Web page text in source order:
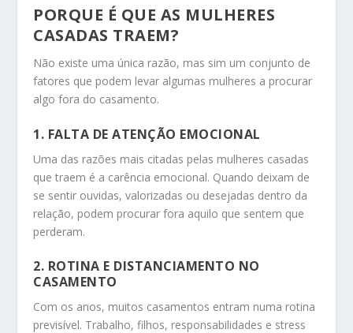
PORQUE É QUE AS MULHERES
CASADAS TRAEM?
Não existe uma única razão, mas sim um conjunto de
fatores que podem levar algumas mulheres a procurar
algo fora do casamento.
1. FALTA DE ATENÇÃO EMOCIONAL
Uma das razões mais citadas pelas mulheres casadas
que traem é a carência emocional. Quando deixam de
se sentir ouvidas, valorizadas ou desejadas dentro da
relação, podem procurar fora aquilo que sentem que
perderam.
2. ROTINA E DISTANCIAMENTO NO
CASAMENTO
Com os anos, muitos casamentos entram numa rotina
previsível. Trabalho, filhos, responsabilidades e stress